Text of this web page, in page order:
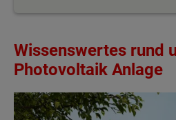
Wissenswertes rund
Photovoltaik Anlage